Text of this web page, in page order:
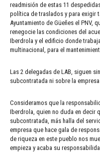
readmisión de estas 11
política de traslados y para exigir
Ayuntamiento de Güeñes el PNV,
renegocie las condiciones del
Iberdrola y el edificio donde
multinacional, para el
Las 2 delegadas de LAB, siguen
subcontratada ni sobre la empresa
Consideramos que la
Iberdrola, quien no duda en decir
subcontratada, más halla del
empresa que hace gala de
de riqueza en este pueblo nos
empieza y acaba su